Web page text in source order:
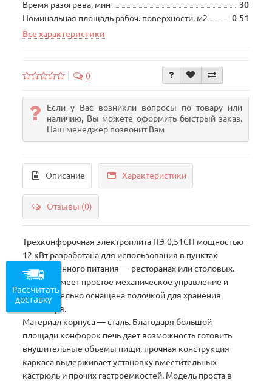
Время разогрева, мин
30
Номинальная площадь рабоч. поверхности, м2
0.51
Все характеристики
0
Если у Вас возникли вопросы по товару или
наличию, Вы можете оформить быстрый заказ.
Наш менеджер позвонит Вам
Описание Характеристики
Отзывы (0)
Трехконфорочная электроплита ПЭ-0,51СП мощностью
12 кВт разработана для использования в пунктах
общественного питания — ресторанах или столовых.
Модель имеет простое механическое управление и
дополнительно оснащена полочкой для хранения
инвентаря.
Материал корпуса — сталь. Благодаря большой
площади конфорок печь дает возможность готовить
внушительные объемы пищи, прочная конструкция
каркаса выдерживает установку вместительных
кастрюль и прочих гастроемкостей. Модель проста в
Рассчитать
доставку